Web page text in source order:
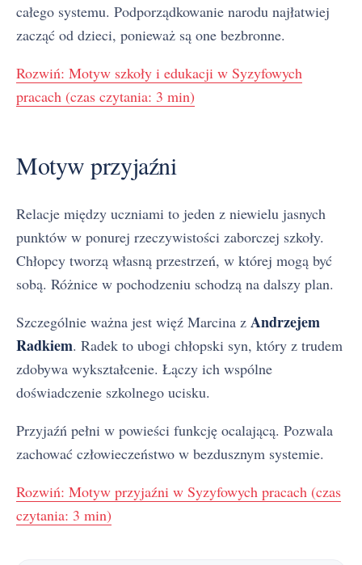
całego systemu. Podporządkowanie narodu najłatwiej
zacząć od dzieci, ponieważ są one bezbronne.
Rozwiń: Motyw szkoły i edukacji w Syzyfowych
pracach (czas czytania: 3 min)
Motyw przyjaźni
Relacje między uczniami to jeden z niewielu jasnych
punktów w ponurej rzeczywistości zaborczej szkoły.
Chłopcy tworzą własną przestrzeń, w której mogą być
sobą. Różnice w pochodzeniu schodzą na dalszy plan.
Szczególnie ważna jest więź Marcina z Andrzejem
Radkiem. Radek to ubogi chłopski syn, który z trudem
zdobywa wykształcenie. Łączy ich wspólne
doświadczenie szkolnego ucisku.
Przyjaźń pełni w powieści funkcję ocalającą. Pozwala
zachować człowieczeństwo w bezdusznym systemie.
Rozwiń: Motyw przyjaźni w Syzyfowych pracach (czas
czytania: 3 min)
1 Syzyfowe prace - streszczenie krótkie i szczegółowe
2 Plan wydarzeń - Syzyfowe prace